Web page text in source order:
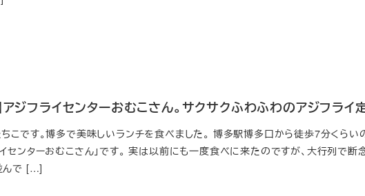
アジフライセンターおむこさん。サクサクふわふわのアジフライ
ちこです。博多で美味しいランチを食べました。 博多駅博多口から徒歩7分くらい
センターおむこさん」です。 実は以前にも一度食べに来たのですが、大行列で断
んで […]